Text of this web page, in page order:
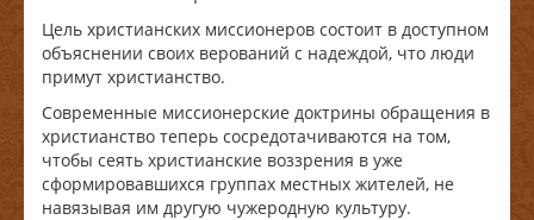
Цель христианских миссионеров состоит в доступном
объяснении своих верований с надеждой, что люди
примут христианство.
Современные миссионерские доктрины обращения в
христианство теперь сосредотачиваются на том,
чтобы сеять христианские воззрения в уже
сформировавшихся группах местных жителей, не
навязывая им другую чужеродную культуру.